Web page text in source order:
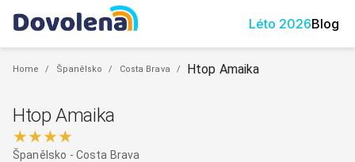
Léto 2026Blog
Home / Španělsko / Costa Brava / Htop Amaika
Htop Amaika
★★★★
Španělsko - Costa Brava